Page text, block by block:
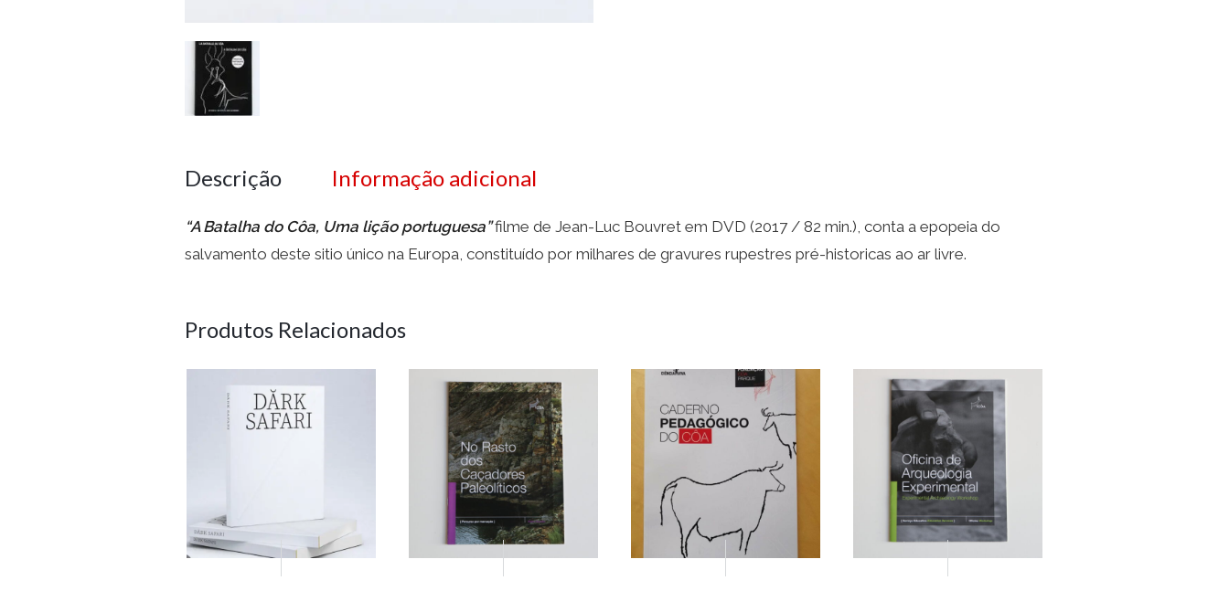
Descrição Informação adicional
“A Batalha do Côa, Uma lição portuguesa”filme de Jean-Luc Bouvret em DVD (2017 / 82 min.), conta a epopeia do
salvamento deste sitio único na Europa, constituído por milhares de gravures rupestres pré-historicas ao ar livre.
Produtos Relacionados